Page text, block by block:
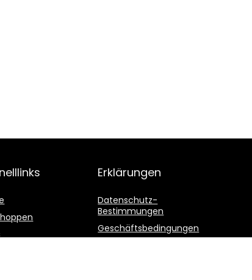
Erklärungen
Datenschutz-
Bestimmungen
Geschäftsbedingungen